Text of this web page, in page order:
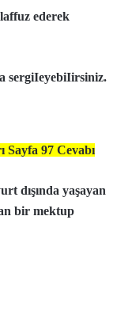
ederek
sergiIeyebiIirsiniz.
Sayfa 97 Cevabı
dışında yaşayan
bir mektup